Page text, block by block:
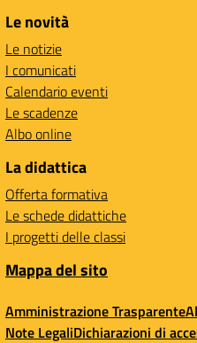
Le novità
Le notizie
I comunicati
Calendario eventi
Le scadenze
Albo online
La didattica
Offerta formativa
Le schede didattiche
I progetti delle classi
Mappa del sito
Amministrazione Trasparente
Note LegaliDichiarazioni di